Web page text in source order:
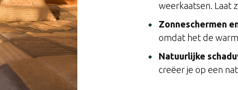
weerkaatsen. Laat
Zonneschermen
omdat het de
Natuurlijke
creëer je op een